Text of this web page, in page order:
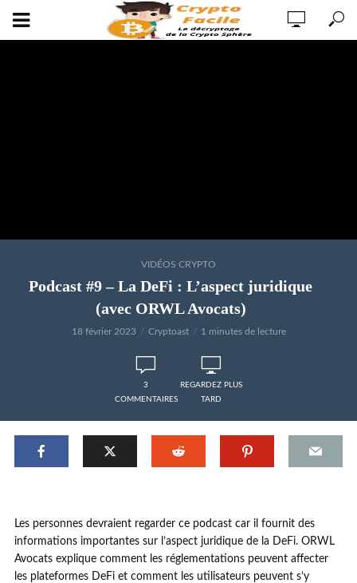
VIDÉOS CRYPTO
Podcast #9 – La DeFi : L’aspect juridique
(avec ORWL Avocats)
18 février 2023 Cryptoast 1 minutes de lecture
3
COMMENTAIRES
REGARDEZ PLUS
TARD
Les personnes devraient regarder ce podcast car il fournit des
informations importantes sur l’aspect juridique de la DeFi. ORWL
Avocats explique comment les réglementations peuvent affecter
les plateformes DeFi et comment les utilisateurs peuvent s’y